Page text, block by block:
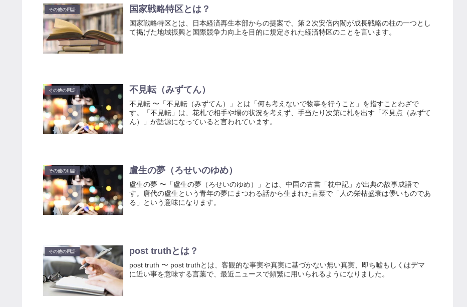
その他の用語 国家戦略特区とは？
国家戦略特区とは、日本経済再生本部からの提案で、第２次安倍内閣が成長戦略の柱の一つとし
て掲げた地域振興と国際競争力向上を目的に規定された経済特区のことを言います。
その他の用語 不見転（みずてん）
不見転 〜「不見転（みずてん）」とは「何も考えないで物事を行うこと」を指すことわざで
す。「不見転」は、花札で相手や場の状況を考えず、手当たり次第に札を出す「不見点（みずて
ん）」が語源になっていると言われています。
その他の用語 盧生の夢（ろせいのゆめ）
盧生の夢 〜「盧生の夢（ろせいのゆめ）」とは、中国の古書「枕中記」が出典の故事成語で
す。唐代の盧生という青年の夢にまつわる話から生まれた言葉で「人の栄枯盛衰は儚いものであ
る」という意味になります。
その他の用語 post truthとは？
post truth 〜 post truthとは、客観的な事実や真実に基づかない無い真実、即ち嘘もしくはデマ
に近い事を意味する言葉で、最近ニュースで頻繁に用いられるようになりました。